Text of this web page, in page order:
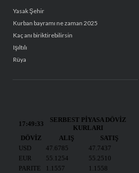
Yasak Şehir
Kurban bayramı ne zaman 2025
Kaç anı biriktirebilirsin
Işıltılı
Rüya